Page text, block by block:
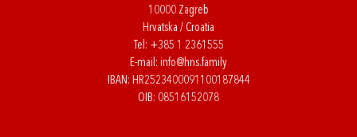
10000 Zagreb
Hrvatska / Croatia
Tel: +385 1 2361555
E-mail: info@hns.family
IBAN: HR2523400091100187844
OIB: 08516152078